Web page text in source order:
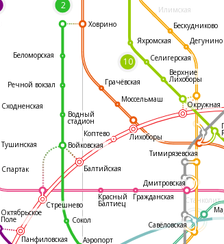
Илимская
Станколит
2
10
Ховрино
Грачёвская
Моссельмаш
Аэропорт
Сокол
Красный
Балтиец
Гражданская
Дмитровская
Коптево Лихоборы
Балтийская
Войковская
Водный
стадион
Сходненская
Тушинская
Спартак
Стрешнево
Октябрьское
Поле
Панфиловская
Окружная
Дегунино
Бескудниково
Верхние
Лихоборы
Селигерская
Яхромская
Речной вокзал
Беломорская
Тимирязевская
Савёловская